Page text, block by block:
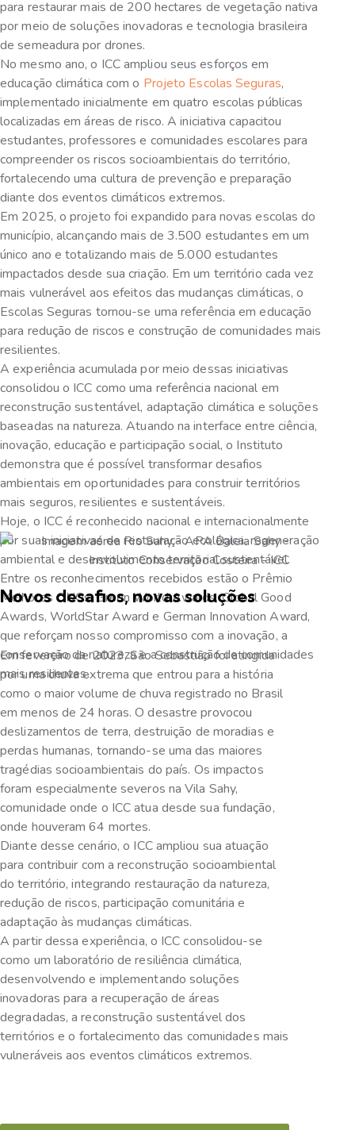
para restaurar mais de 200 hectares de vegetação nativa
por meio de soluções inovadoras e tecnologia brasileira
de semeadura por drones.
No mesmo ano, o ICC ampliou seus esforços em
educação climática com o Projeto Escolas Seguras,
implementado inicialmente em quatro escolas públicas
localizadas em áreas de risco. A iniciativa capacitou
estudantes, professores e comunidades escolares para
compreender os riscos socioambientais do território,
fortalecendo uma cultura de prevenção e preparação
diante dos eventos climáticos extremos.
Em 2025, o projeto foi expandido para novas escolas do
município, alcançando mais de 3.500 estudantes em um
único ano e totalizando mais de 5.000 estudantes
impactados desde sua criação. Em um território cada vez
mais vulnerável aos efeitos das mudanças climáticas, o
Escolas Seguras tornou-se uma referência em educação
para redução de riscos e construção de comunidades mais
resilientes.
A experiência acumulada por meio dessas iniciativas
consolidou o ICC como uma referência nacional em
reconstrução sustentável, adaptação climática e soluções
baseadas na natureza. Atuando na interface entre ciência,
inovação, educação e participação social, o Instituto
demonstra que é possível transformar desafios
ambientais em oportunidades para construir territórios
mais seguros, resilientes e sustentáveis.
Hoje, o ICC é reconhecido nacional e internacionalmente
por suas iniciativas de restauração ecológica, regeneração
ambiental e desenvolvimento territorial sustentável.
Entre os reconhecimentos recebidos estão o Prêmio
Melhores ONGs, Green World Awards, Global Good
Awards, WorldStar Award e German Innovation Award,
que reforçam nosso compromisso com a inovação, a
conservação da natureza e a construção de comunidades
mais resilientes.
Novos desafios, novas soluções
Em fevereiro de 2023, São Sebastião foi atingida
por uma chuva extrema que entrou para a história
como o maior volume de chuva registrado no Brasil
em menos de 24 horas. O desastre provocou
deslizamentos de terra, destruição de moradias e
perdas humanas, tornando-se uma das maiores
tragédias socioambientais do país. Os impactos
foram especialmente severos na Vila Sahy,
comunidade onde o ICC atua desde sua fundação,
onde houveram 64 mortes.
Diante desse cenário, o ICC ampliou sua atuação
para contribuir com a reconstrução socioambiental
do território, integrando restauração da natureza,
redução de riscos, participação comunitária e
adaptação às mudanças climáticas.
A partir dessa experiência, o ICC consolidou-se
como um laboratório de resiliência climática,
desenvolvendo e implementando soluções
inovadoras para a recuperação de áreas
degradadas, a reconstrução sustentável dos
territórios e o fortalecimento das comunidades mais
vulneráveis aos eventos climáticos extremos.